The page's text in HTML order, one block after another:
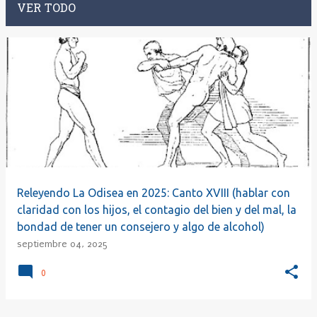
VER TODO
a
d
a
Releyendo La Odisea en 2025: Canto XVIII (hablar con
claridad con los hijos, el contagio del bien y del mal, la
bondad de tener un consejero y algo de alcohol)
septiembre 04, 2025
0